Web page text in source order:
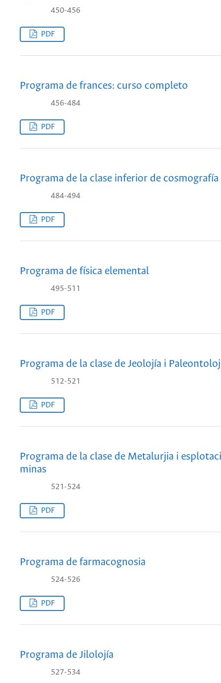
450-456
PDF
Programa de frances: curso completo
456-484
PDF
Programa de la clase inferior de cosmografía
484-494
PDF
Programa de física elemental
495-511
PDF
Programa de la clase de Jeolojía i
512-521
PDF
Programa de la clase de Metalurjia i
minas
521-524
PDF
Programa de farmacognosia
524-526
PDF
Programa de Jilolojía
527-534